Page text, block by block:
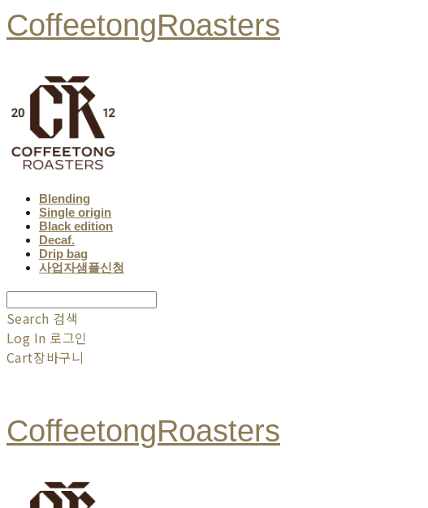
CoffeetongRoasters
Blending
Single origin
Black edition
Decaf.
Drip bag
사업자샘플신청
Search 검색
Log In 로그인
Cart장바구니
CoffeetongRoasters